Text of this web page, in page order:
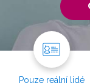
Pouze reální lidé